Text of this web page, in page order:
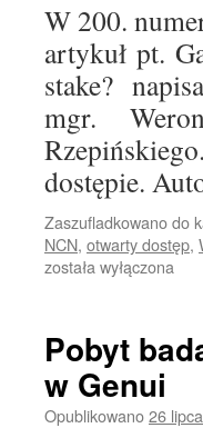
W 200.
artykuł pt.
stake?
mgr.
dostępie.
Zaszufladkowano do
NCN, otwarty dostęp,
została wyłączona
Pobyt
w Genui
Opublikowano26